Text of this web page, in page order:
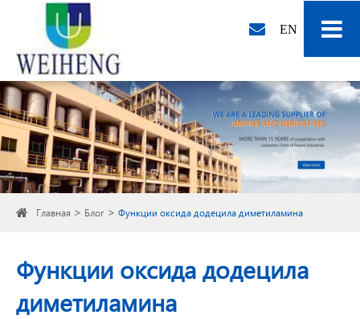
EN
Главная Блог Функции оксида додецила диметиламина
Функции оксида додецила
диметиламина